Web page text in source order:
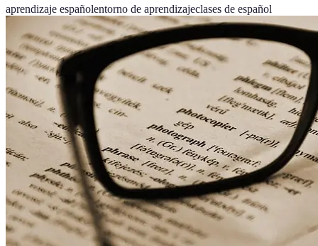
aprendizaje españolentorno de aprendizajeclases de español